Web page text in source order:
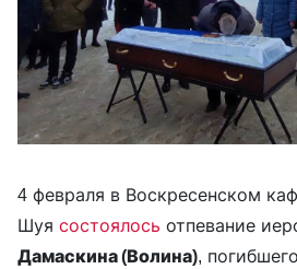
4 февраля в Воскресенском
Шуя состоялось отпевание
Дамаскина (Волина),